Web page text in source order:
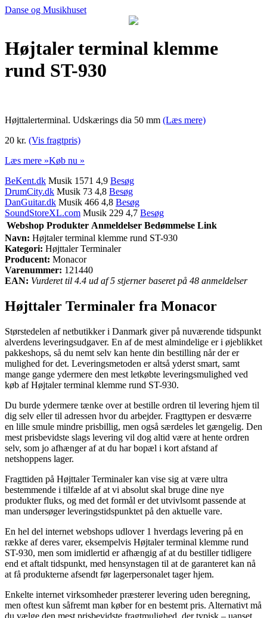
Danse og Musikhuset
Højtaler terminal klemme
rund ST-930
Højttalerterminal. Udskærings dia 50 mm (Læs mere)
20 kr. (Vis fragtpris)
Læs mere »Køb nu »
BeKent.dk Musik 1571 4,9 Besøg
DrumCity.dk Musik 73 4,8 Besøg
DanGuitar.dk Musik 466 4,8 Besøg
SoundStoreXL.com Musik 229 4,7 Besøg
Webshop Produkter Anmeldelser Bedømmelse Link
Navn: Højtaler terminal klemme rund ST-930
Kategori: Højttaler Terminaler
Producent: Monacor
Varenummer: 121440
EAN: Vurderet til 4.4 ud af 5 stjerner baseret på 48 anmeldelser
Højttaler Terminaler fra Monacor
Størstedelen af netbutikker i Danmark giver på nuværende tidspunkt
alverdens leveringsudgaver. En af de mest almindelige er i øjeblikket
pakkeshops, så du nemt selv kan hente din bestilling når der er
mulighed for det. Leveringsmetoden er altså yderst smart, samt
mange gange ydermere den mest letkøbte leveringsmulighed ved
køb af Højtaler terminal klemme rund ST-930.
Du burde ydermere tænke over at bestille ordren til levering hjem til
dig selv eller til adressen hvor du arbejder. Fragttypen er desværre
en lille smule mindre prisbillig, men også særdeles let gængelig. Den
mest prisbevidste slags levering vil dog altid være at hente ordren
selv, som jo afhænger af at du har bopæl i kort afstand af
netshoppens lager.
Fragttiden på Højttaler Terminaler kan vise sig at være ultra
bestemmende i tilfælde af at vi absolut skal bruge dine nye
produkter fluks, og med det formål er det utvivlsomt passende at
man undersøger leveringstidspunktet på den aktuelle vare.
En hel del internet webshops udlover 1 hverdags levering på en
række af deres varer, eksempelvis Højtaler terminal klemme rund
ST-930, men som imidlertid er afhængig af at du bestiller tidligere
end et aftalt tidspunkt, med hensynstagen til at de garanteret kan nå
at få produkterne afsendt før lagerpersonalet tager hjem.
Enkelte internet virksomheder præsterer levering uden beregning,
men oftest kun såfremt man køber for en bestemt pris. Alternativt må
du vælge den mest prisbevidste fragtmulighed, der typisk – uanset